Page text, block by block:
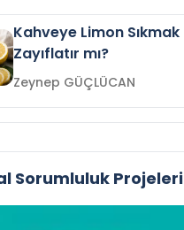
Kahveye Limon Sıkmak
Zayıflatır mı?
Zeynep GÜÇLÜCAN
Sorumluluk Projeleri